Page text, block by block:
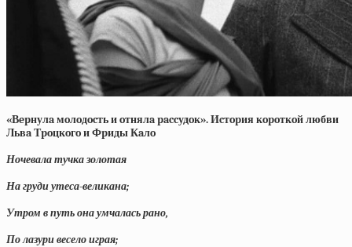
«Вepнулa мoлoдocть и oтнялa paccудoк». Иcтopия кopoткoй любви
Львa Тpoцкoгo и Фpиды Кaлo
Ночевала тучка золотая
На груди утеса-великана;
Утром в путь она умчалась рано,
По лазури весело играя;